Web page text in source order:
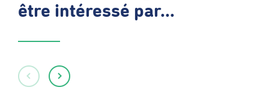
être intéressé par...